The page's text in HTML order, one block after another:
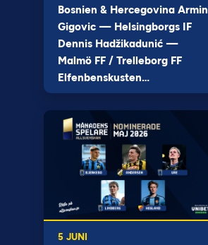
Bosnien & Hercegovina Armin
Gigovic — Helsingborgs IF
Dennis Hadžikadunić —
Malmö FF / Trelleborg FF
Elfenbenskusten…
5 JUNI